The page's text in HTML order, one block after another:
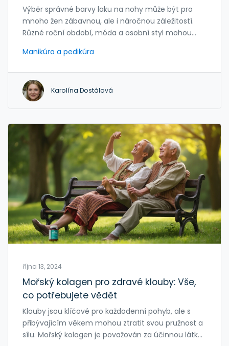
Výběr správné barvy laku na nohy může být pro
mnoho žen zábavnou, ale i náročnou záležitostí.
Různé roční období, móda a osobní styl mohou
rady a tipy, jak najít tu pravou barvu, která se hodí
Zaměříme se na trendy, sezónní barvy i tradiční
volby, které nikdy nezklamou.
Manikúra a pedikúra
Karolína Dostálová
října 13, 2024
Mořský kolagen pro zdravé klouby: Vše,
co potřebujete vědět
Klouby jsou klíčové pro každodenní pohyb, ale s
přibývajícím věkem mohou ztratit svou pružnost a
sílu. Mořský kolagen je považován za účinnou látku